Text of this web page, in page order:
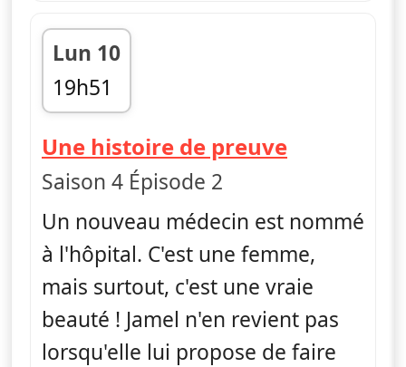
Lun 10
19h51
fin 20h16
Une histoire de preuve— H
Saison 4 Épisode 2
Un nouveau médecin est nommé
à l'hôpital. C'est une femme,
mais surtout, c'est une vraie
beauté ! Jamel n'en revient pas
lorsqu'elle lui propose de faire